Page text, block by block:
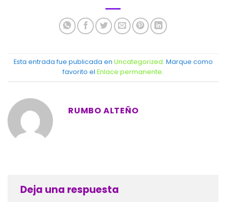
Esta entrada fue publicada en Uncategorized. Marque como
favorito el Enlace permanente.
RUMBO ALTEÑO
Deja una respuesta